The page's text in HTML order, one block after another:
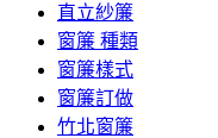
直立紗簾
窗簾 種類
窗簾樣式
窗簾訂做
竹北窗簾